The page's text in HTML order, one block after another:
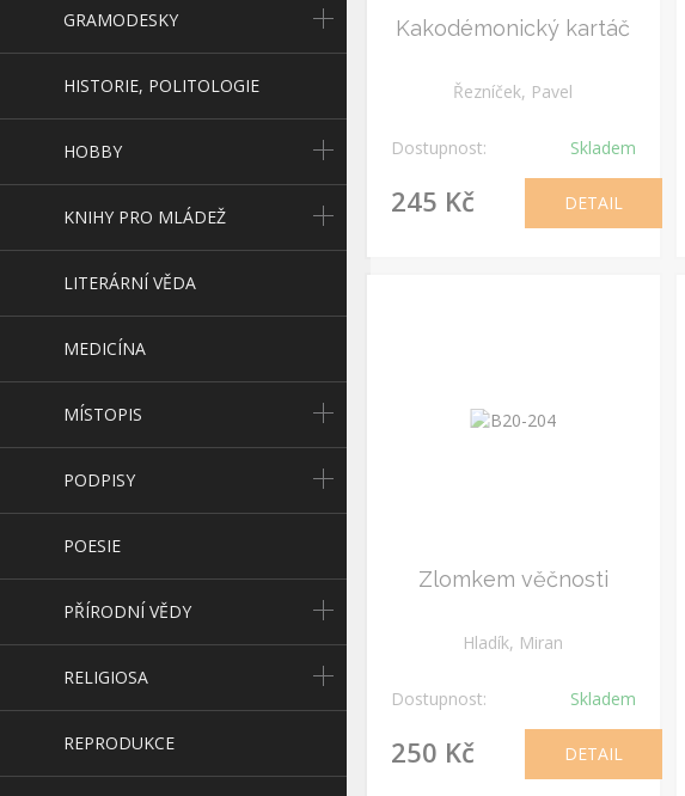
GRAMODESKY
HISTORIE, POLITOLOGIE
HOBBY
KNIHY PRO MLÁDEŽ
LITERÁRNÍ VĚDA
MEDICÍNA
MÍSTOPIS
PODPISY
POESIE
PŘÍRODNÍ VĚDY
RELIGIOSA
REPRODUKCE
Kakodémonický kartáč
Řezníček, Pavel
Dostupnost: Skladem
245 Kč DETAIL
Zlomkem věčnosti
Hladík, Miran
Dostupnost: Skladem
250 Kč DETAIL